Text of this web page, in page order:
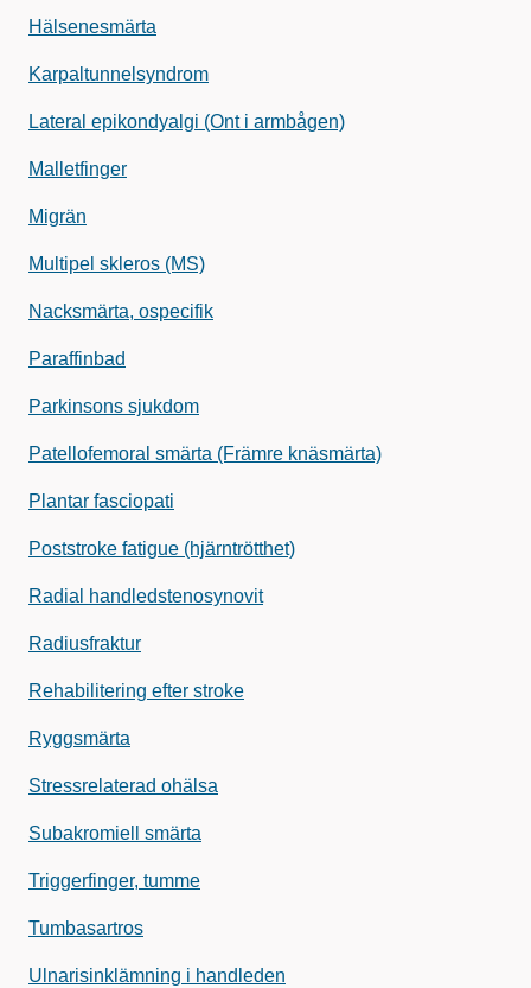
Hälsenesmärta
Karpaltunnelsyndrom
Lateral epikondyalgi (Ont i armbågen)
Malletfinger
Migrän
Multipel skleros (MS)
Nacksmärta, ospecifik
Paraffinbad
Parkinsons sjukdom
Patellofemoral smärta (Främre knäsmärta)
Plantar fasciopati
Poststroke fatigue (hjärntrötthet)
Radial handledstenosynovit
Radiusfraktur
Rehabilitering efter stroke
Ryggsmärta
Stressrelaterad ohälsa
Subakromiell smärta
Triggerfinger, tumme
Tumbasartros
Ulnarisinklämning i handleden